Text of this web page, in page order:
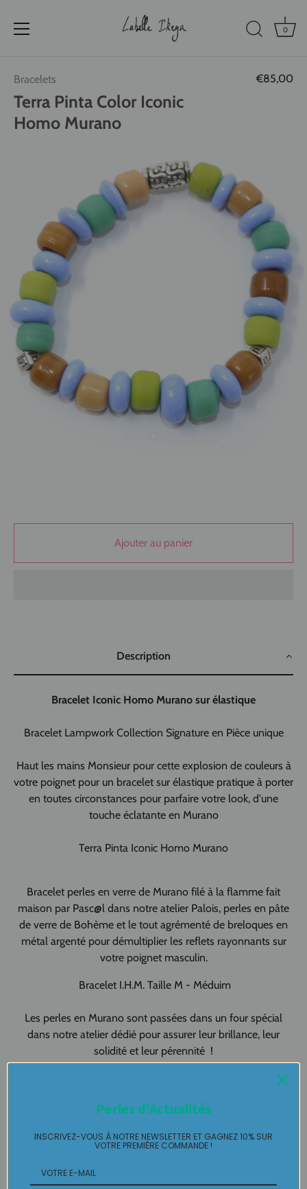
contenu
0
Bracelets €85,00
Terra Pinta Color Iconic
Homo Murano
Ajouter au panier
Description
Bracelet Iconic Homo Murano sur élastique
Bracelet Lampwork Collection Signature en Pièce unique
Haut les mains Monsieur pour cette explosion de couleurs à
votre poignet pour un bracelet sur élastique pratique à porter
en toutes circonstances pour parfaire votre look, d'une
touche éclatante en Murano
Terra Pinta Iconic Homo Murano
Bracelet perles en verre de Murano filé à la flamme fait
maison par Pasc@l dans notre atelier Palois, perles en pâte
de verre de Bohème et le tout agrémenté de breloques en
métal argenté pour démultiplier les reflets rayonnants sur
votre poignet masculin.
Bracelet I.H.M. Taille M - Méduim
Les perles en Murano sont passées dans un four spécial
dans notre atelier dédié pour assurer leur brillance, leur
solidité et leur pérennité !
vu, jamais porté que par celui qui l'adopte et s'en pare ….
Plaisir de Créer, Désir de Plaire !
Perles d'Actualités
INSCRIVEZ-VOUS À NOTRE NEWSLETTER ET GAGNEZ 10% SUR
VOTRE PREMIÈRE COMMANDE !